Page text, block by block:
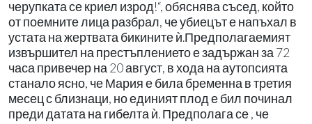
черупката се криел изрод!“, обяснява съсед, който
от поемните лица разбрал, че убиецът е напъхал в
устата на жертвата бикините ѝ.Предполагаемият
извършител на престъплението е задържан за 72
часа привечер на 20 август, в хода на аутопсията
станало ясно, че Мария е била бременна в третия
месец с близнаци, но единият плод е бил починал
преди датата на гибелта ѝ. Предполага се , че